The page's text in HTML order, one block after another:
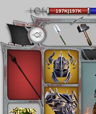
197K|197K